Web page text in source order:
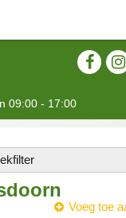
09:00 - 17:00
Voeg toe